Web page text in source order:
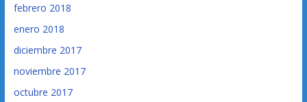
febrero 2018
enero 2018
diciembre 2017
noviembre 2017
octubre 2017